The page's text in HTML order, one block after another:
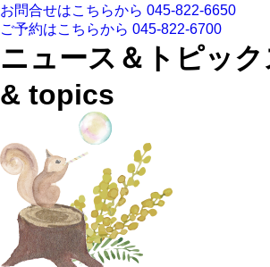
お問合せはこちらから 045-822-6650
ご予約はこちらから 045-822-6700
ニュース＆トピック
& topics